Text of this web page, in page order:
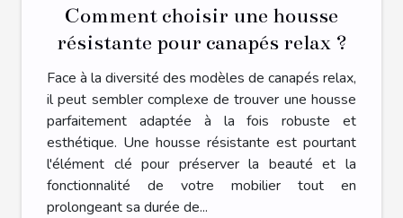
Comment choisir une housse
résistante pour canapés relax ?
Face à la diversité des modèles de canapés relax,
il peut sembler complexe de trouver une housse
parfaitement adaptée à la fois robuste et
esthétique. Une housse résistante est pourtant
l'élément clé pour préserver la beauté et la
fonctionnalité de votre mobilier tout en
prolongeant sa durée de...